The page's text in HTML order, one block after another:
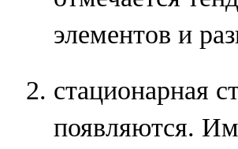
элементов и
стационарная
появляются.